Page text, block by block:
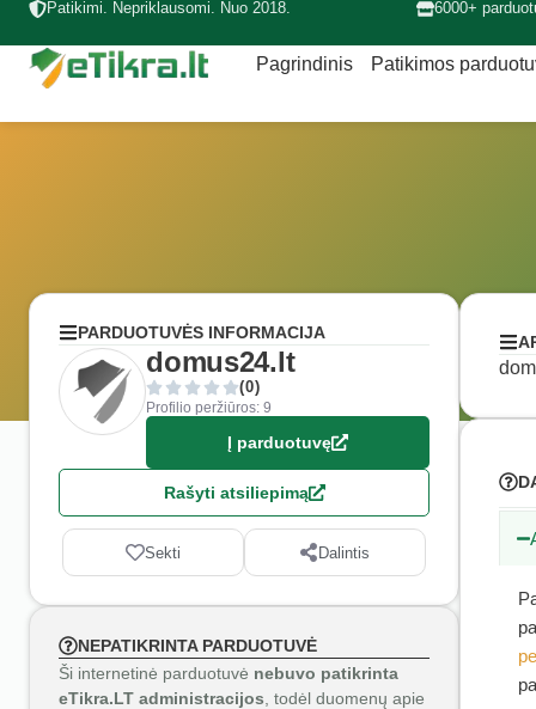
Patikimi. Nepriklausomi. Nuo 2018. 6000+
Pagrindinis Patikimos
PARDUOTUVĖS INFORMACIJA
domus24.lt
(0)
Profilio peržiūros: 9
Į parduotuvę
Rašyti atsiliepimą
Sekti Dalintis
NEPATIKRINTA PARDUOTUVĖ
Ši internetinė parduotuvė nebuvo patikrinta
eTikra.LT administracijos , todėl duomenų apie